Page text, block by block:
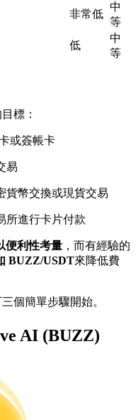
非常低
中
等
低
中
等
標：
或簽帳卡
易
貨幣交換或現貨交易
所進行卡片付款
便利性考量 ，而有經驗的
BUZZ/USDT來降低費
個簡單步驟開始。
AI (BUZZ)